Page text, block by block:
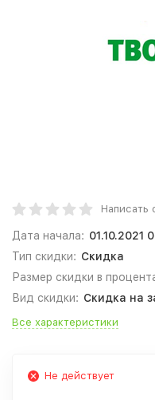
Написать
Дата начала: 01.10.2021
Тип скидки: Скидка
Размер скидки в
Вид скидки: Скидка на
Все характеристики
Не действует